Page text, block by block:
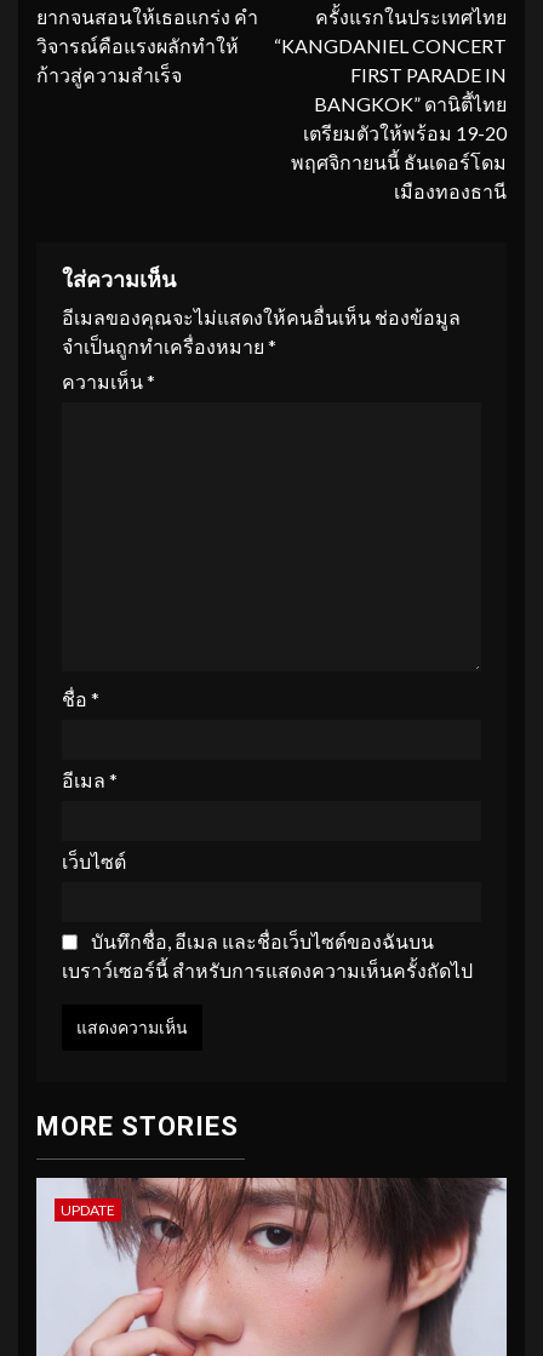
ยากจนสอนให้เธอแกร่ง คำ
วิจารณ์คือแรงผลักทำให้
ก้าวสู่ความสำเร็จ
ครั้งแรกในประเทศไทย
“KANGDANIEL CONCERT
FIRST PARADE IN
BANGKOK” ดานิตี้ไทย
เตรียมตัวให้พร้อม 19-20
พฤศจิกายนนี้ ธันเดอร์โดม
เมืองทองธานี
ใส่ความเห็น
อีเมลของคุณจะไม่แสดงให้คนอื่นเห็น ช่องข้อมูล
จำเป็นถูกทำเครื่องหมาย *
ความเห็น*
ชื่อ *
อีเมล *
เว็บไซต์
บันทึกชื่อ, อีเมล และชื่อเว็บไซต์ของฉันบน
เบราว์เซอร์นี้ สำหรับการแสดงความเห็นครั้งถัดไป
MORE STORIES
UPDATE